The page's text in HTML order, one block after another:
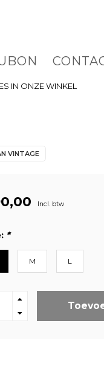
IN ONZE WINKEL
VINTAGE
Incl. btw
*
M L